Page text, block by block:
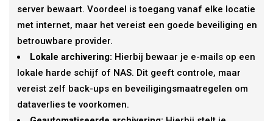
server bewaart. Voordeel is toegang vanaf elke locatie
met internet, maar het vereist een goede beveiliging en
betrouwbare provider.
Lokale archivering: Hierbij bewaar je e-mails op een
lokale harde schijf of NAS. Dit geeft controle, maar
vereist zelf back-ups en beveiligingsmaatregelen om
dataverlies te voorkomen.